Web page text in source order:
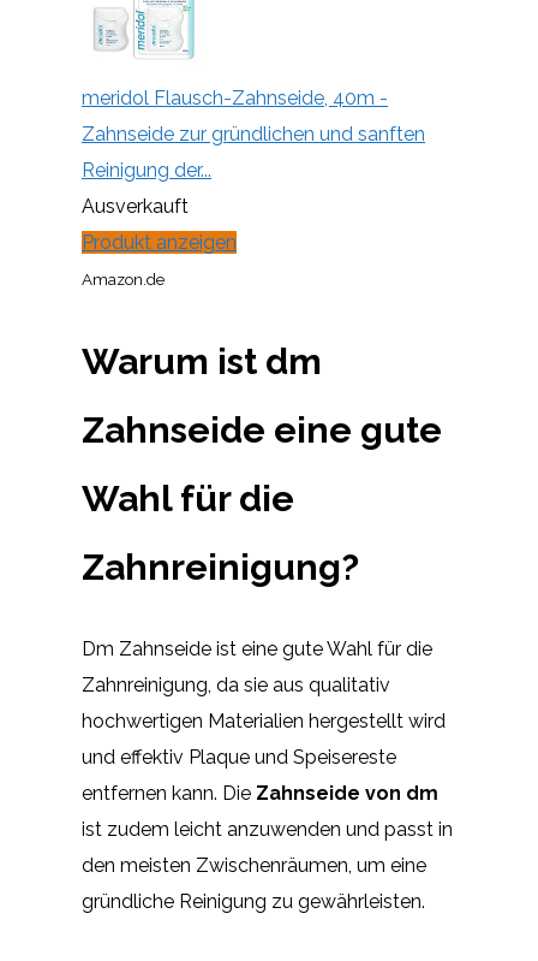
meridol Flausch-Zahnseide, 40m -
Zahnseide zur gründlichen und sanften
Reinigung der...
Ausverkauft
Produkt anzeigen
Amazon.de
Warum ist dm
Zahnseide eine gute
Wahl für die
Zahnreinigung?
Dm Zahnseide ist eine gute Wahl für die
Zahnreinigung, da sie aus qualitativ
hochwertigen Materialien hergestellt wird
und effektiv Plaque und Speisereste
entfernen kann. Die Zahnseide von dm
ist zudem leicht anzuwenden und passt in
den meisten Zwischenräumen, um eine
gründliche Reinigung zu gewährleisten.